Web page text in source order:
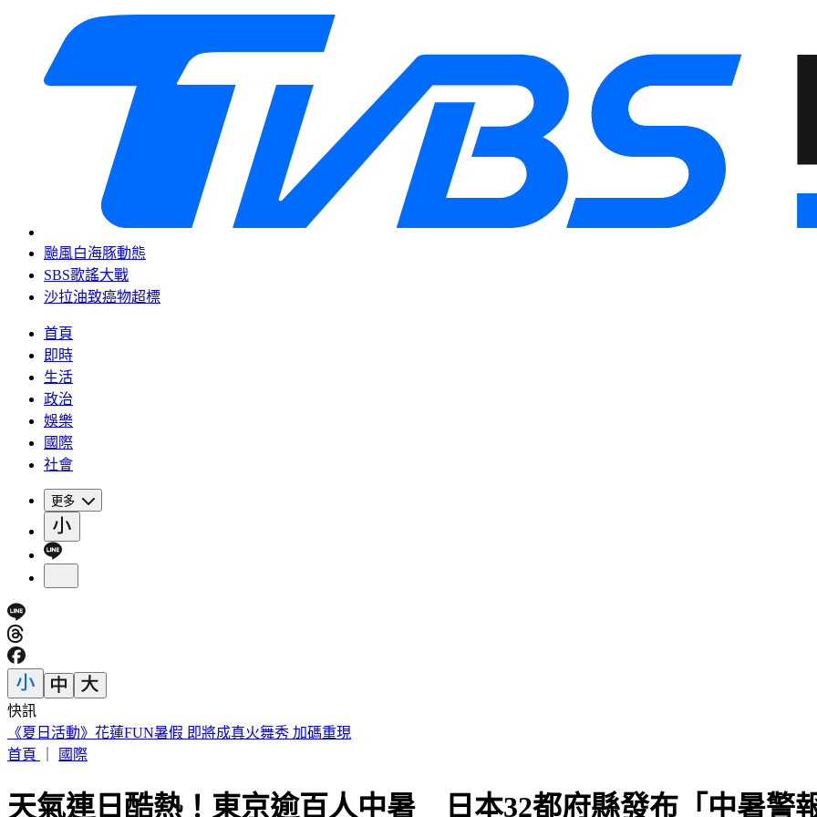
颱風白海豚動態
SBS歌謠大戰
沙拉油致癌物超標
首頁
即時
生活
政治
娛樂
國際
社會
更多
快訊
《夏日活動》花蓮FUN暑假 即將成真火舞秀 加碼重現
首頁
國際
天氣連日酷熱！東京逾百人中暑 日本32都府縣發布「中暑警